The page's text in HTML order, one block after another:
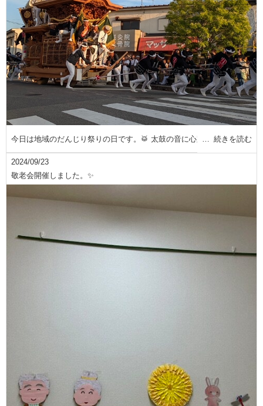
今日は地域のだんじり祭りの日です。🥁 太鼓の音に心踊 続きを読む
2024/09/23
敬老会開催しました。✨